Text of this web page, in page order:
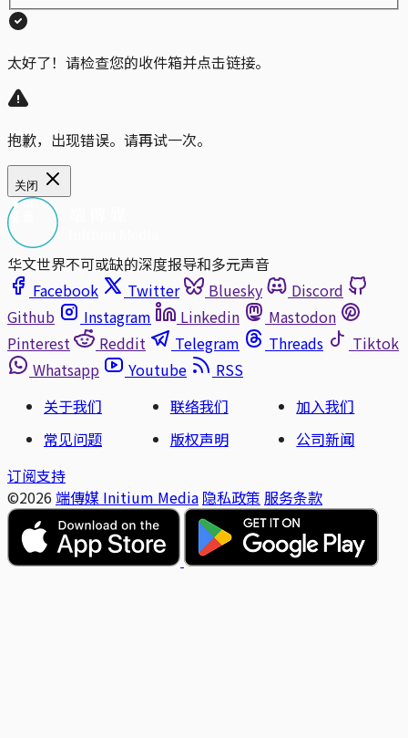
太好了！请检查您的收件箱并点击链接。
抱歉，出现错误。请再试一次。
关闭
华文世界不可或缺的深度报导和多元声音
Facebook
Twitter Bluesky
Discord
Github
Instagram Linkedin
Mastodon
Pinterest
Reddit Telegram Threads
Tiktok
Whatsapp
Youtube
RSS
关于我们
联络我们
加入我们
常见问题
版权声明
公司新闻
订阅支持
©2026 端傳媒 Initium Media 隐私政策 服务条款